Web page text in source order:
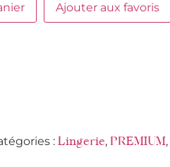
Ajouter aux favoris
: Lingerie, PREMIUM,